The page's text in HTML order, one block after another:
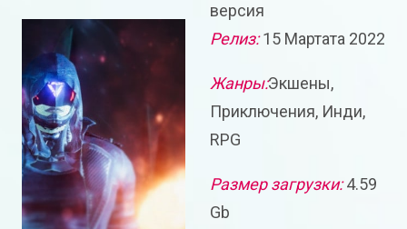
версия
Релиз:15 Мартата 2022
Жанры:Экшены,
Приключения, Инди,
RPG
Размер загрузки:4.59
Gb